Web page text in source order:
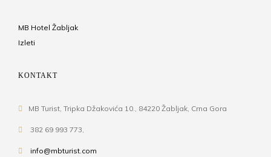
MB Hotel Žabljak
Izleti
KONTAKT
MB Turist, Tripka Džakovića 10., 84220 Žabljak, Crna Gora
382 69 993 773,
info@mbturist.com